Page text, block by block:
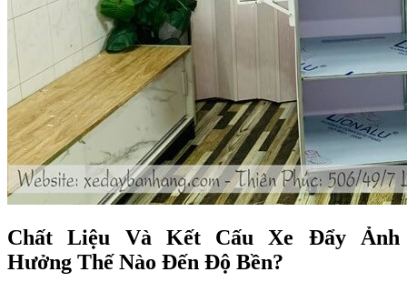
Chất Liệu Và Kết Cấu Xe Đẩy Ảnh
Hưởng Thế Nào Đến Độ Bền?